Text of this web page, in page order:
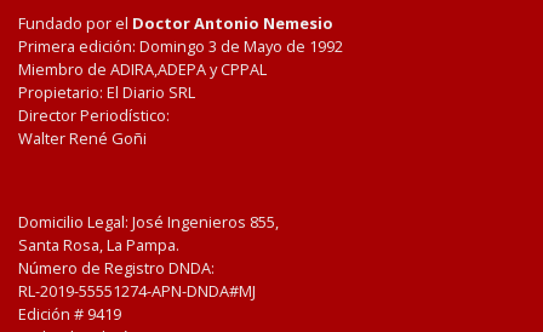
Fundado por el Doctor Antonio Nemesio
Primera edición: Domingo 3 de Mayo de 1992
Miembro de ADIRA,ADEPA y CPPAL
Propietario: El Diario SRL
Director Periodístico:
Walter René Goñi
Domicilio Legal: José Ingenieros 855,
Santa Rosa, La Pampa.
Número de Registro DNDA:
RL-2019-55551274-APN-DNDA#MJ
Edición # 9419